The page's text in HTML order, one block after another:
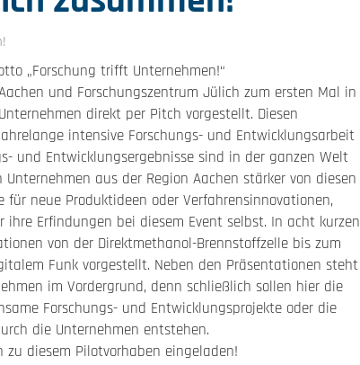
„Forschung trifft Unternehmen!“
und Forschungszentrum Jülich zum ersten Mal in
direkt per Pitch vorgestellt. Diesen
intensive Forschungs- und Entwicklungsarbeit
und Entwicklungsergebnisse sind in der ganzen Welt
aus der Region Aachen stärker von diesen
neue Produktideen oder Verfahrensinnovationen,
Erfindungen bei diesem Event selbst. In acht kurzen
von der Direktmethanol-Brennstoffzelle bis zum
Funk vorgestellt. Neben den Präsentationen steht
im Vordergrund, denn schließlich sollen hier die
Forschungs- und Entwicklungsprojekte oder die
die Unternehmen entstehen.
zu diesem Pilotvorhaben eingeladen!